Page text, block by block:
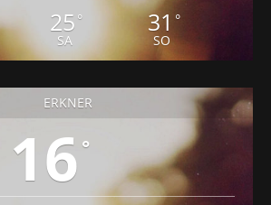
25 °
SA
31 °
SO
ERKNER
16 °